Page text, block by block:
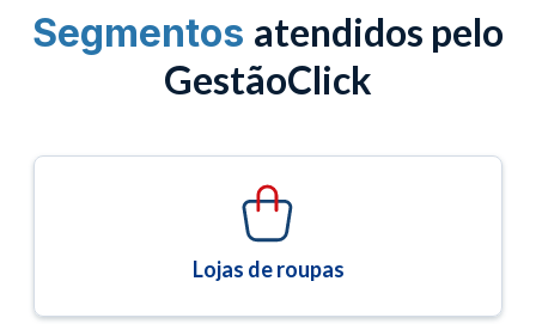
Segmentos atendidos pelo
GestãoClick
Lojas de roupas